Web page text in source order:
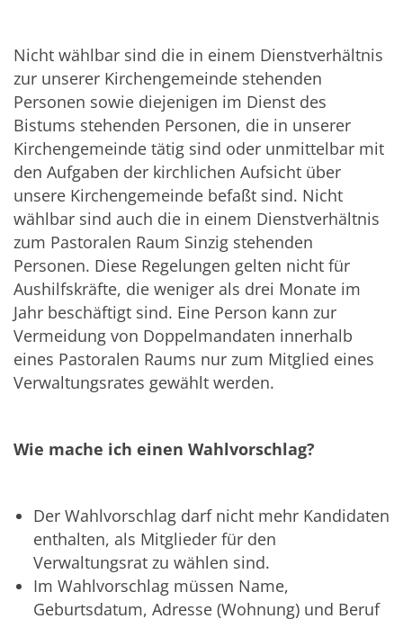
Nicht wählbar sind die in einem Dienstverhältnis
zur unserer Kirchengemeinde stehenden
Personen sowie diejenigen im Dienst des
Bistums stehenden Personen, die in unserer
Kirchengemeinde tätig sind oder unmittelbar mit
den Aufgaben der kirchlichen Aufsicht über
unsere Kirchengemeinde befaßt sind. Nicht
wählbar sind auch die in einem Dienstverhältnis
zum Pastoralen Raum Sinzig stehenden
Personen. Diese Regelungen gelten nicht für
Aushilfskräfte, die weniger als drei Monate im
Jahr beschäftigt sind. Eine Person kann zur
Vermeidung von Doppelmandaten innerhalb
eines Pastoralen Raums nur zum Mitglied eines
Verwaltungsrates gewählt werden.
Wie mache ich einen Wahlvorschlag?
Der Wahlvorschlag darf nicht mehr Kandidaten
enthalten, als Mitglieder für den
Verwaltungsrat zu wählen sind.
Im Wahlvorschlag müssen Name,
Geburtsdatum, Adresse (Wohnung) und Beruf